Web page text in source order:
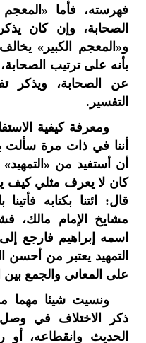
فهرسته، فأما «المعجم
الصحابة، وإن كان
و«المعجم الكبير»
بأنه على ترتيب الصحابة،
عن الصحابة، ويذكر
التفسير.
ومعرفة كيفية
أننا في ذات مرة
أن أستفيد من «التمهيد»
كان لا يعرف مثلي كيف
قال: ائتنا بكتابه
مشايخ الإمام مالك،
اسمه إبراهيم فارجع
التمهيد يعتبر من
على المعاني والجمع بين
ونسيت شيئا مهما
ذكر الاختلاف في
الحديث وانقطاعه،